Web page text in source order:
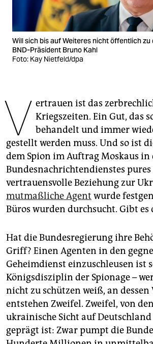
veranstaltungen
shop
fragen & hilfe
genossenschaft
epaper login
Will sich bis auf Weiteres nicht öffentlich zu
BND-Präsident Bruno Kahl
Foto: Kay Nietfeld/dpa
V ertrauen ist das
Kriegszeiten. Ein Gut, das
behandelt und immer
gestellt werden muss. Und so ist
dem Spion im Auftrag Moskaus in
Bundesnachrichtendienstes
vertrauensvolle Beziehung zur
mutmaßliche Agent wurde
Büros wurden durchsucht. Gibt es
Hat die Bundesregierung ihre
Griff? Einen Agenten in den
Geheimdienst einzuschleusen ist
Königsdisziplin der Spionage –
nicht zu schützen weiß, an
entstehen Zweifel. Zweifel, von
ukrainische Sicht auf
geprägt ist: Zwar pumpt die